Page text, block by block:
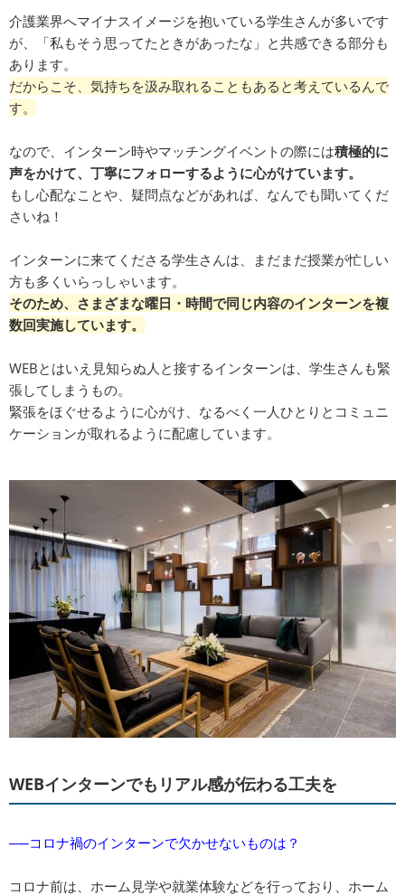
介護業界へマイナスイメージを抱いている学生さんが多いです
が、「私もそう思ってたときがあったな」と共感できる部分も
あります。
だからこそ、気持ちを汲み取れることもあると考えているんで
す。
なので、インターン時やマッチングイベントの際には積極的に
声をかけて、丁寧にフォローするように心がけています。
もし心配なことや、疑問点などがあれば、なんでも聞いてくだ
さいね！
インターンに来てくださる学生さんは、まだまだ授業が忙しい
方も多くいらっしゃいます。
そのため、さまざまな曜日・時間で同じ内容のインターンを複
数回実施しています。
WEBとはいえ見知らぬ人と接するインターンは、学生さんも緊
張してしまうもの。
緊張をほぐせるように心がけ、なるべく一人ひとりとコミュニ
ケーションが取れるように配慮しています。
WEBインターンでもリアル感が伝わる工夫を
──コロナ禍のインターンで欠かせないものは？
コロナ前は、ホーム見学や就業体験などを行っており、ホーム